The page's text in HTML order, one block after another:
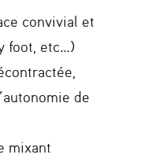
convivial et
foot, etc…)
de
mixant